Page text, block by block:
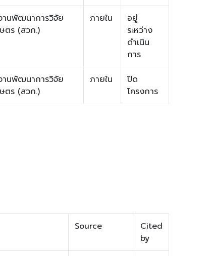
านพัฒนาการวิจัย
ตร (สวก.)
ภายใน
อยู่
ระหว่าง
ดำเนิน
การ
านพัฒนาการวิจัย
ตร (สวก.)
ภายใน
ปิด
โครงการ
Source
Cited
by